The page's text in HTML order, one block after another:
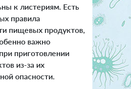
к листериям. Есть
правила
пищевых продуктов,
важно
приготовлении
из-за их
опасности.